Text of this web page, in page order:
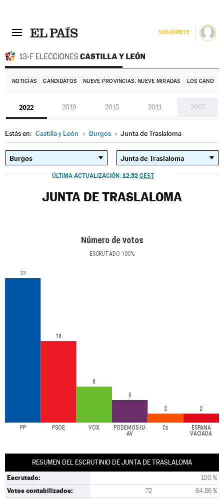
SUSCRÍBETE
NOTICIAS CANDIDATOS NUEVE PROVINCIAS, NUEVE MIRADAS LOS
2022 2019 2015 2011 2007
Estás en: Castilla y León » Burgos » Junta de Traslaloma
ÚLTIMA ACTUALIZACIÓN: 12.52 CEST
JUNTA DE TRASLALOMA
Número de votos
ESCRUTADO 100%
PP PSOE VOX
PODEMOS-IU-
AV
Cs
ESPAÑA
VACIADA
32
18
8
5
2
2
RESUMEN DEL ESCRUTINIO DE JUNTA DE TRASLALOMA
Escrutado: 100 %
Votos contabilizados: 72 64,86 %